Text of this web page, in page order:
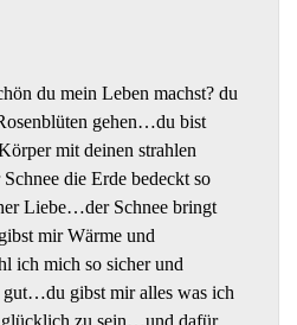
du mein Leben machst? du
gehen…du bist
mit deinen strahlen
die Erde bedeckt so
Liebe…der Schnee bringt
mir Wärme und
ich mich so sicher und
gibst mir alles was ich
zu sein…und dafür